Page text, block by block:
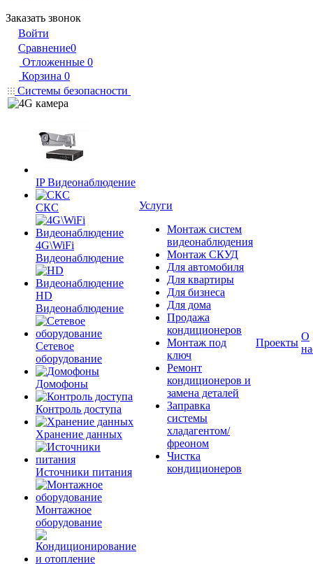
Заказать звонок
Войти
Сравнение0
Отложенные 0
Корзина 0
Системы безопасности
IP Видеонаблюдение
СКС
4G\WiFi
Видеонаблюдение
HD
Видеонаблюдение
Сетевое
оборудование
Домофоны
Контроль доступа
Хранение данных
Источники питания
Монтажное
оборудование
Услуги
Монтаж систем
видеонаблюдения
Монтаж СКУД
Для автомобиля
Для квартиры
Для бизнеса
Для дома
Продажа
кондиционеров
Монтаж под
ключ
Ремонт
кондиционеров и
замена деталей
Заправка
системы
хладагентом/
фреоном
Чистка
кондиционеров
Проекты
О